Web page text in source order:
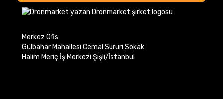
Merkez Ofis:
Gülbahar Mahallesi Cemal Sururi Sokak
Halim Meriç İş Merkezi Şişli/İstanbul